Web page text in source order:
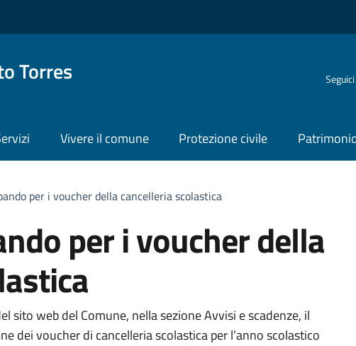
Torres
Vivere il comune Protezione civile
per i voucher della cancelleria scolastica
per i voucher della
sito web del Comune, nella sezione Avvisi e scadenze, il
dei voucher di cancelleria scolastica per l’anno scolastico